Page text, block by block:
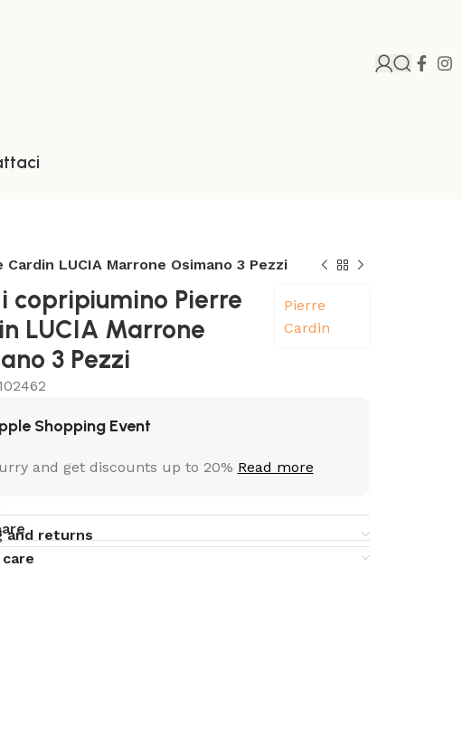
LUCIA Marrone Osimano 3 Pezzi
copripiumino Pierre
LUCIA Marrone
3 Pezzi
Pierre
Cardin
Shopping Event
and get discounts up to 20% Read more
and returns